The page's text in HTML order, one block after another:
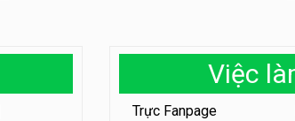
Việc
Trực Fanpage